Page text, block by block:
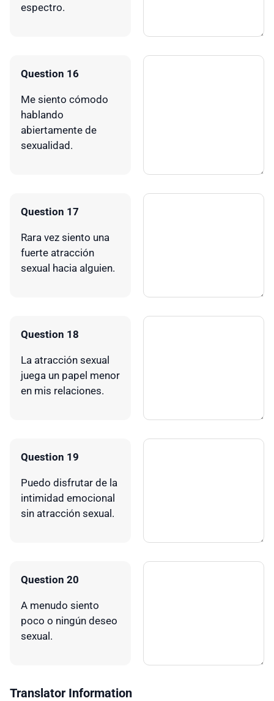
espectro.
Question 16
Me siento cómodo
hablando
abiertamente de
sexualidad.
Question 17
Rara vez siento una
fuerte atracción
sexual hacia alguien.
Question 18
La atracción sexual
juega un papel menor
en mis relaciones.
Question 19
Puedo disfrutar de la
intimidad emocional
sin atracción sexual.
Question 20
A menudo siento
poco o ningún deseo
sexual.
Translator Information